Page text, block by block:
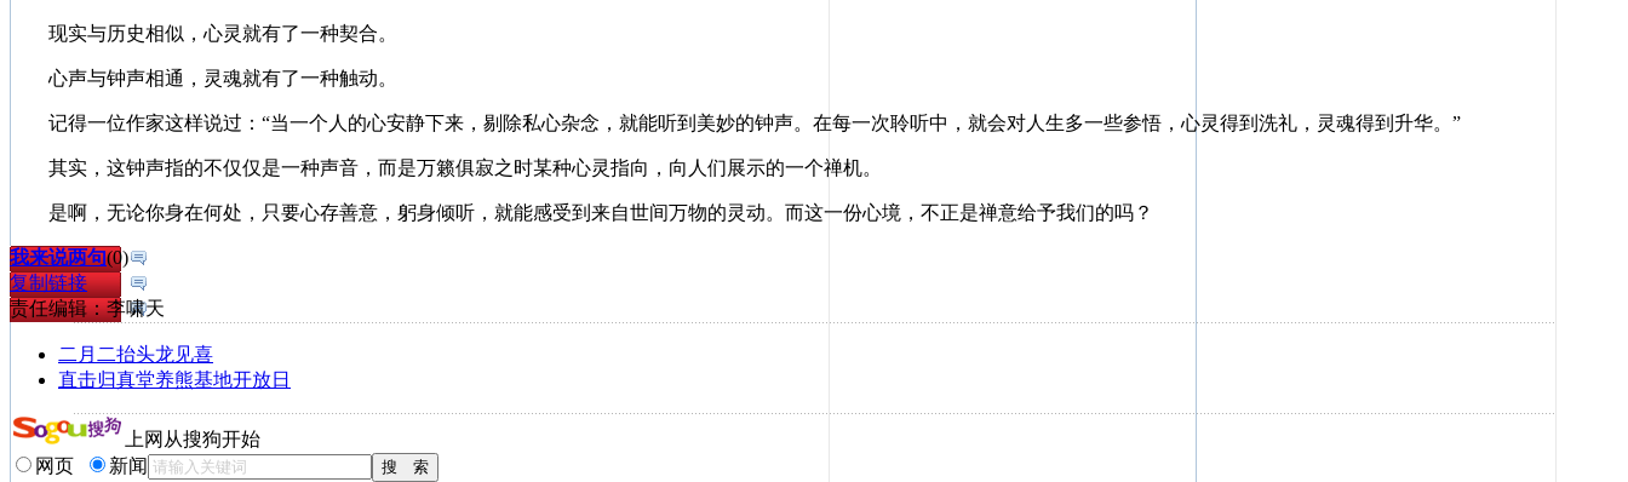
现实与历史相似，心灵就有了一种契合。
心声与钟声相通，灵魂就有了一种触动。
记得一位作家这样说过：“当一个人的心安静下来，剔除私心杂念，就能听到美妙的钟声。在每一次聆听中，就会对人生多一些参悟，心灵得到洗礼，灵魂得到升华。”
其实，这钟声指的不仅仅是一种声音，而是万籁俱寂之时某种心灵指向，向人们展示的一个禅机。
是啊，无论你身在何处，只要心存善意，躬身倾听，就能感受到来自世间万物的灵动。而这一份心境，不正是禅意给予我们的吗？
我来说两句(0)
复制链接
责任编辑：李啸天
二月二抬头龙见喜
直击归真堂养熊基地开放日
上网从搜狗开始
网页
新闻